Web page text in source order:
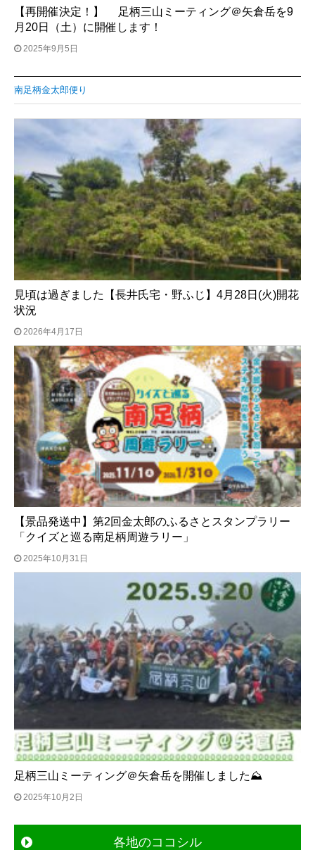
【再開催決定！】 足柄三山ミーティング＠矢倉岳を9
月20日（土）に開催します！
2025年9月5日
南足柄金太郎便り
見頃は過ぎました【長井氏宅・野ふじ】4月28日(火)開花
状況
2026年4月17日
【景品発送中】第2回金太郎のふるさとスタンプラリー
「クイズと巡る南足柄周遊ラリー」
2025年10月31日
足柄三山ミーティング＠矢倉岳を開催しました⛰
2025年10月2日
各地のココシル